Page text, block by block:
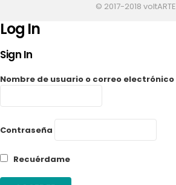
© 2017-2018 voltARTE
Log In
Sign In
Nombre de usuario o correo electrónico
Contraseña
Recuérdame